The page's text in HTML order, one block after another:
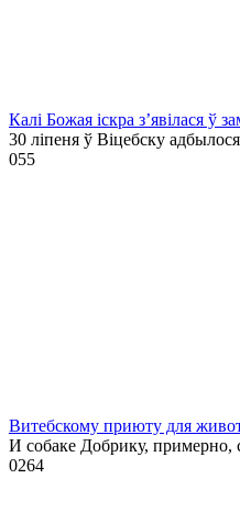
Калі Божая іскра з’явілася ў
30 ліпеня ў Віцебску
055
Витебскому приюту для
И собаке Добрику, примерно,
0264